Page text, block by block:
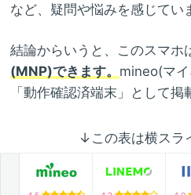
など、疑問や悩みを感じてい
結論からいうと、このスマホ
(MNP)できます。 mineo(マ
「動作確認済端末」として掲
↓この表は横スラ